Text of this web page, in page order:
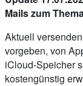
Mails zum
Aktuell
vorgeben, von
iCloud-Speicher
kostengünstig